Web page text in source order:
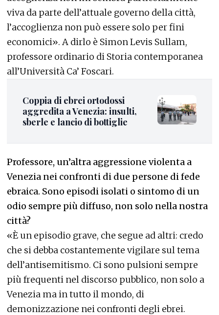
viva da parte dell’attuale governo della città,
l’accoglienza non può essere solo per fini
economici». A dirlo è Simon Levis Sullam,
professore ordinario di Storia contemporanea
all’Università Ca’ Foscari.
Coppia di ebrei ortodossi
aggredita a Venezia: insulti,
sberle e lancio di bottiglie
Professore, un’altra aggressione violenta a
Venezia nei confronti di due persone di fede
ebraica. Sono episodi isolati o sintomo di un
odio sempre più diffuso, non solo nella nostra
città?
«È un episodio grave, che segue ad altri: credo
che si debba costantemente vigilare sul tema
dell’antisemitismo. Ci sono pulsioni sempre
più frequenti nel discorso pubblico, non solo a
Venezia ma in tutto il mondo, di
demonizzazione nei confronti degli ebrei.